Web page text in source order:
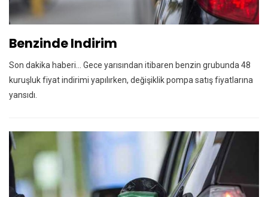
Benzinde Indirim
Son dakika haberi... Gece yarısından itibaren benzin grubunda 48
kuruşluk fiyat indirimi yapılırken, değişiklik pompa satış fiyatlarına
yansıdı.